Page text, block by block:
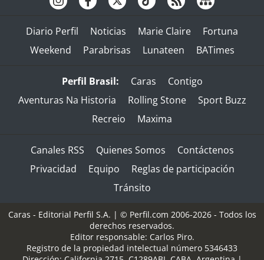
Diario Perfil Noticias Marie Claire
Fortuna
Weekend
Parabrisas Lunateen BATimes
Perfil Brasil: Caras
Contigo
Aventuras Na Historia
Rolling Stone
Sport Buzz
Recreio
Maxima
Canales RSS Quienes Somos
Contáctenos
Privacidad
Equipo
Reglas de participación
Tránsito
Caras - Editorial Perfil S.A. | © Perfil.com 2006-2026 - Todos los
derechos reservados.
Editor responsable: Carlos Piro.
Registro de la propiedad intelectual número 5346433